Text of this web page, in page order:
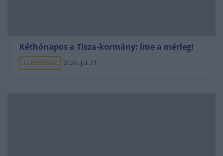
Kéthónapos a Tisza-kormány: íme a mérleg!
ELEMZÉSEK 2026. júl. 21.